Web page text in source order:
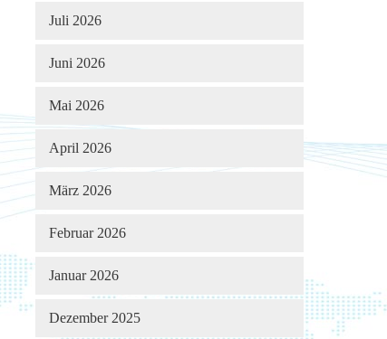
Juli 2026
Juni 2026
Mai 2026
April 2026
März 2026
Februar 2026
Januar 2026
Dezember 2025